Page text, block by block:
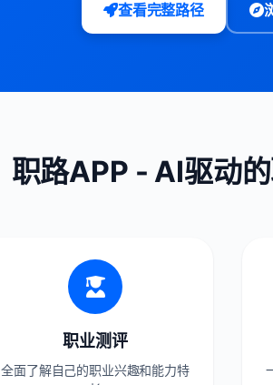
查看完整路径
职路APP - AI驱动
职业测评
全面了解自己的职业兴趣和能力特